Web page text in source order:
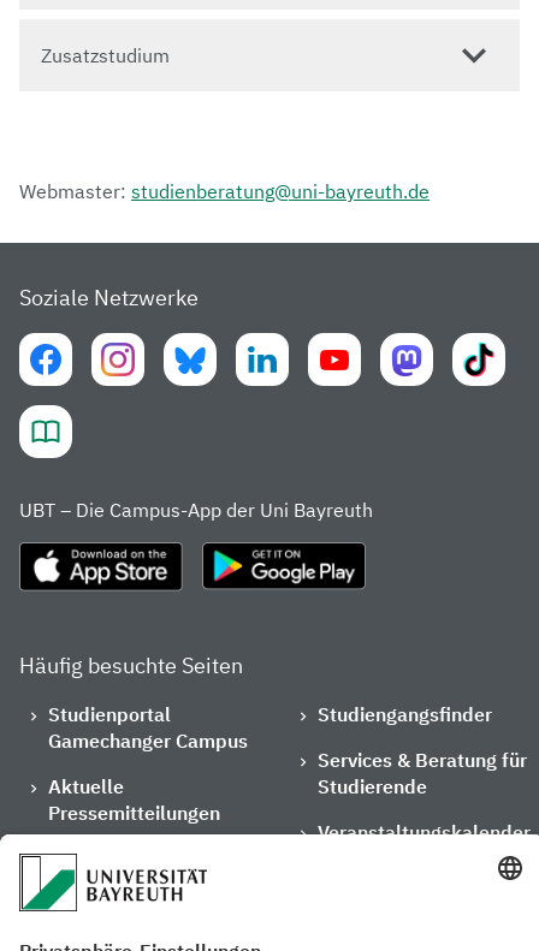
Zusatzstudium
Webmaster: studienberatung@uni-bayreuth.de
Soziale Netzwerke
UBT – Die Campus-App der Uni Bayreuth
Häufig besuchte Seiten
Studienportal
Gamechanger Campus
Aktuelle
Pressemitteilungen
Arbeiten an der
Universität
Studiengangsfinder
Services & Beratung für
Studierende
Veranstaltungskalender
Ansprechpersonen der